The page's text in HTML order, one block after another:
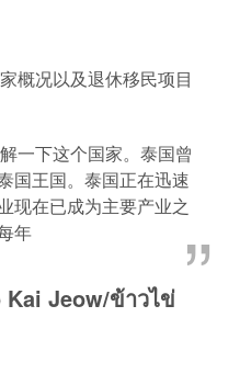
概况以及退休移民项目
一下这个国家。泰国曾
国王国。泰国正在迅速
现在已成为主要产业之
年
Kai Jeow/ข้าวไข่